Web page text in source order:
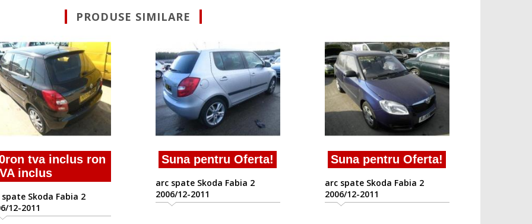
PRODUSE SIMILARE
tva inclus ron
inclus
Skoda Fabia 2
12-2011
Suna pentru Oferta!
arc spate Skoda Fabia 2
2006/12-2011
Suna pentru Oferta!
arc spate Skoda Fabia 2
2006/12-2011